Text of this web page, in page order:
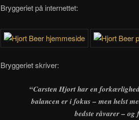
Bryggeriet på internettet:
Bryggeriet skriver:
“Carsten Hjort har en
balancen er i fokus – men helst
bedste råvarer –